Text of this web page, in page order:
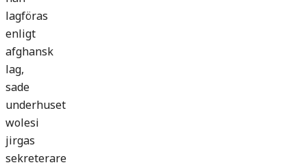
lagföras
enligt
afghansk
lag,
sade
underhuset
wolesi
jirgas
sekreterare